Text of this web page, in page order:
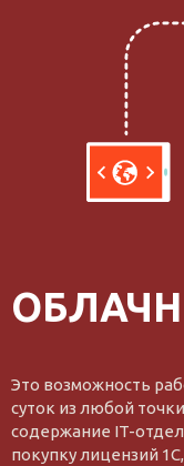
Это возможность
суток из любой
содержание IT-
покупку лицензий